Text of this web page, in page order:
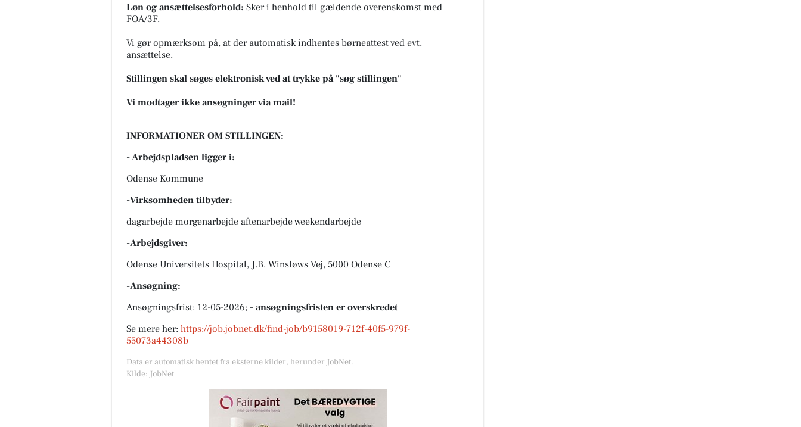
Løn og ansættelsesforhold: Sker i henhold til gældende overenskomst med
FOA/3F.
Vi gør opmærksom på, at der automatisk indhentes børneattest ved evt.
ansættelse.
Stillingen skal søges elektronisk ved at trykke på "søg stillingen"
Vi modtager ikke ansøgninger via mail!
INFORMATIONER OM STILLINGEN:
- Arbejdspladsen ligger i:
Odense Kommune
-Virksomheden tilbyder:
dagarbejde morgenarbejde aftenarbejde weekendarbejde
-Arbejdsgiver:
Odense Universitets Hospital, J.B. Winsløws Vej, 5000 Odense C
-Ansøgning:
Ansøgningsfrist: 12-05-2026; - ansøgningsfristen er overskredet
Se mere her: https://job.jobnet.dk/find-job/b9158019-712f-40f5-979f-
55073a44308b
Data er automatisk hentet fra eksterne kilder, herunder JobNet.
Kilde: JobNet